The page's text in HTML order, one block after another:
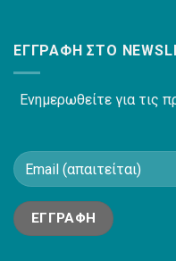
ΕΓΓΡΑΦΉ ΣΤΟ
Ενημερωθείτε για τις